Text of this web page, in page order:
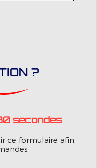
?
secondes
ce formulaire afin